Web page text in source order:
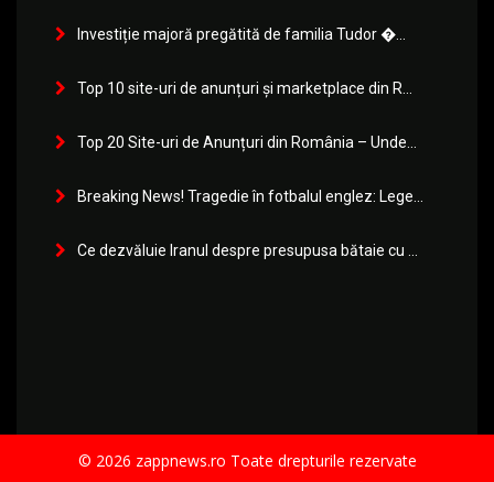
Investiție majoră pregătită de familia Tudor �...
Top 10 site-uri de anunțuri și marketplace din R...
Top 20 Site-uri de Anunțuri din România – Unde...
Breaking News! Tragedie în fotbalul englez: Lege...
Ce dezvăluie Iranul despre presupusa bătaie cu ...
© 2026 zappnews.ro Toate drepturile rezervate